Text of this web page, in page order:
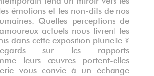
émotions et les non-dits de nos
Quelles perceptions de
actuels nous livrent les
dans cette exposition plurielle ?
sur les rapports
leurs œuvres portent-elles
vous convie à un échange